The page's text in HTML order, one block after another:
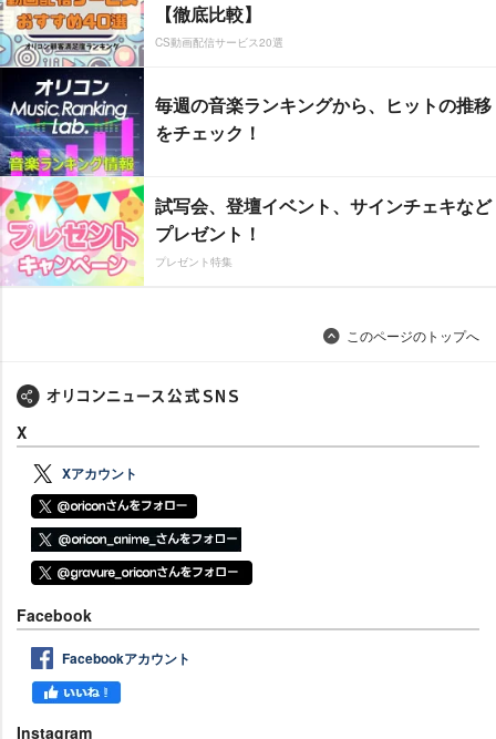
【徹底比較】
CS動画配信サービス20選
毎週の音楽ランキングから、ヒットの推移
をチェック！
試写会、登壇イベント、サインチェキなど
プレゼント！
プレゼント特集
このページのトップへ
X
Xアカウント
Facebook
Facebookアカウント
Instagram